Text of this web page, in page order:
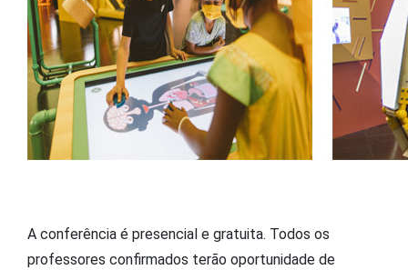
A conferência é presencial e gratuita. Todos os
professores confirmados terão oportunidade de